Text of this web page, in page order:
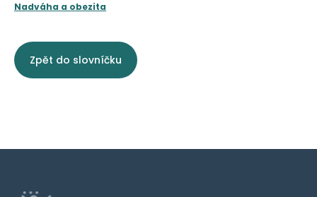
Nadváha a obezita
Zpět do slovníčku